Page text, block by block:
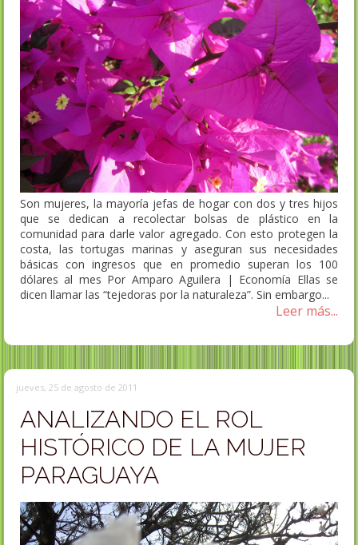
Son mujeres, la mayoría jefas de hogar con dos y tres hijos
que se dedican a recolectar bolsas de plástico en la
comunidad para darle valor agregado. Con esto protegen la
costa, las tortugas marinas y aseguran sus necesidades
básicas con ingresos que en promedio superan los 100
dólares al mes Por Amparo Aguilera | Economía Ellas se
dicen llamar las “tejedoras por la naturaleza”. Sin embargo...
Leer más...
jueves, 25 de agosto de 2011
ANALIZANDO EL ROL
HISTÓRICO DE LA MUJER
PARAGUAYA